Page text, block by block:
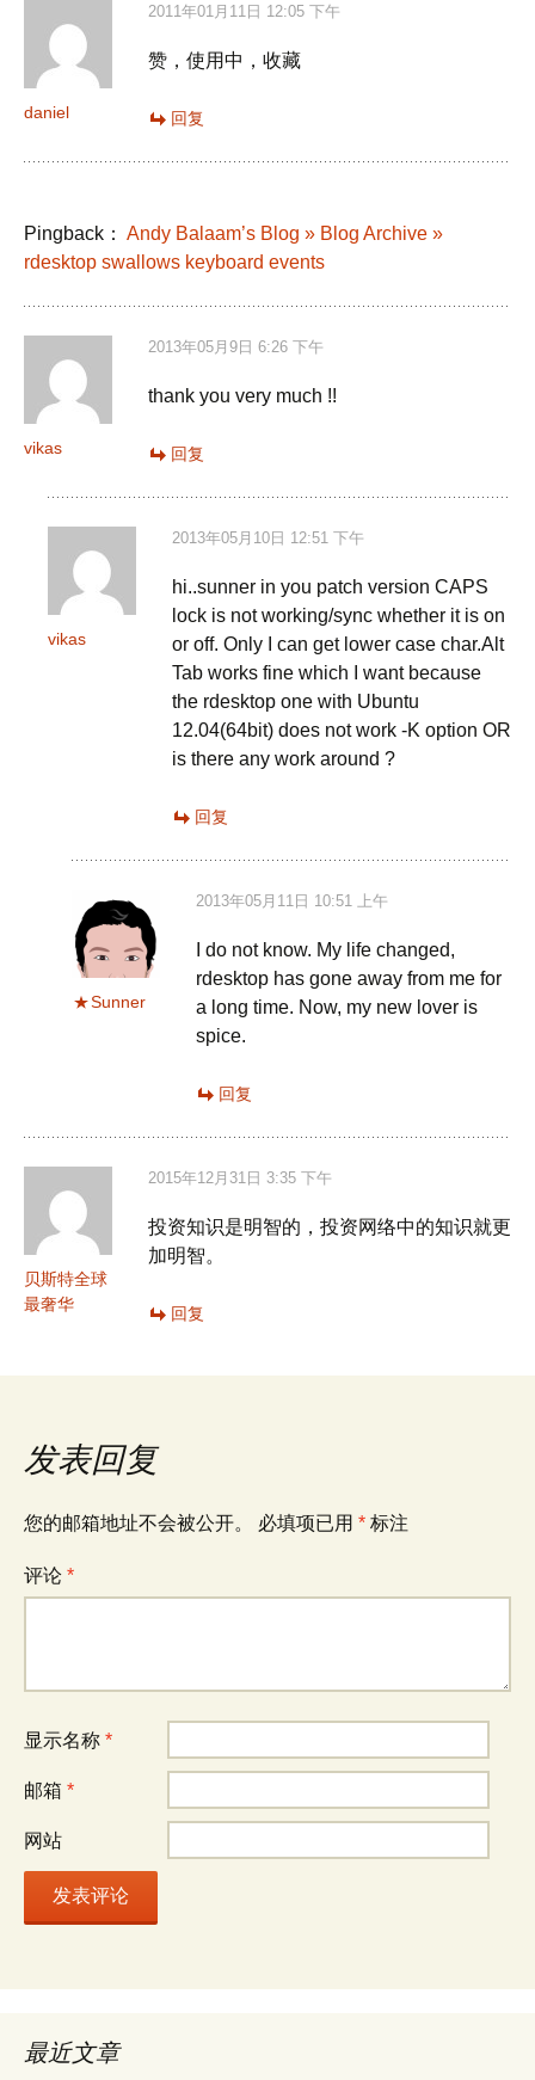
daniel
2011年01月11日 12:05 下午
赞，使用中，收藏
回复
Pingback： Andy Balaam’s Blog » Blog Archive »
rdesktop swallows keyboard events
vikas
2013年05月9日 6:26 下午
thank you very much !!
回复
vikas
2013年05月10日 12:51 下午
hi..sunner in you patch version CAPS
lock is not working/sync whether it is on
or off. Only I can get lower case char.Alt
Tab works fine which I want because
the rdesktop one with Ubuntu
12.04(64bit) does not work -K option OR
is there any work around ?
回复
Sunner
2013年05月11日 10:51 上午
I do not know. My life changed,
rdesktop has gone away from me for
a long time. Now, my new lover is
spice.
回复
贝斯特全球
最奢华
2015年12月31日 3:35 下午
投资知识是明智的，投资网络中的知识就更
加明智。
回复
发表回复
您的邮箱地址不会被公开。 必填项已用 * 标注
评论 *
显示名称 *
邮箱 *
网站
最近文章